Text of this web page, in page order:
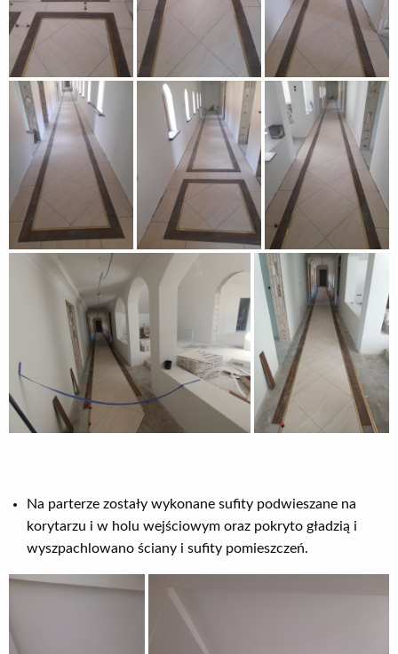
Na parterze zostały wykonane sufity podwieszane na
korytarzu i w holu wejściowym oraz pokryto gładzią i
wyszpachlowano ściany i sufity pomieszczeń.